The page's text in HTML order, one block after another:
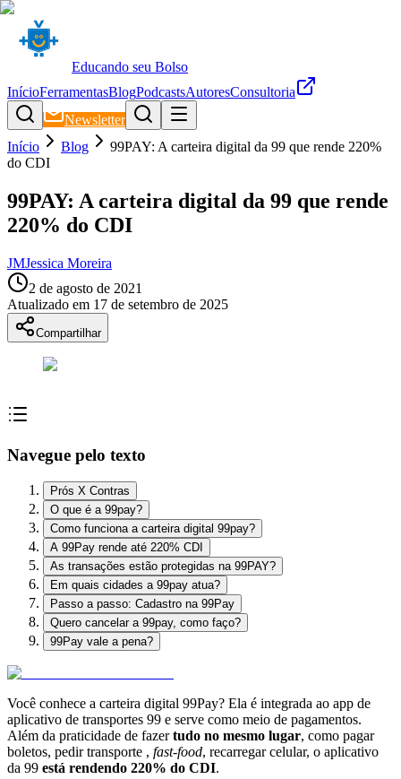
Educando seu Bolso
InícioFerramentasBlogPodcastsAutoresConsultoria
Newsletter
Início
Blog
99PAY: A carteira digital da 99 que rende 220%
do CDI
99PAY: A carteira digital da 99 que rende
220% do CDI
JMJessica Moreira
2 de agosto de 2021
Atualizado em 17 de setembro de 2025
Compartilhar
Navegue pelo texto
Prós X Contras
O que é a 99pay?
Como funciona a carteira digital 99pay?
A 99Pay rende até 220% CDI
As transações estão protegidas na 99PAY?
Em quais cidades a 99pay atua?
Passo a passo: Cadastro na 99Pay
Quero cancelar a 99pay, como faço?
99Pay vale a pena?
Você conhece a carteira digital 99Pay? Ela é integrada ao app de
aplicativo de transportes 99 e serve como meio de pagamentos.
Além da praticidade de fazertudo no mesmo lugar, como pagar
boletos, pedir transporte , fast-food, recarregar celular, o aplicativo
da 99 está rendendo 220% do CDI.